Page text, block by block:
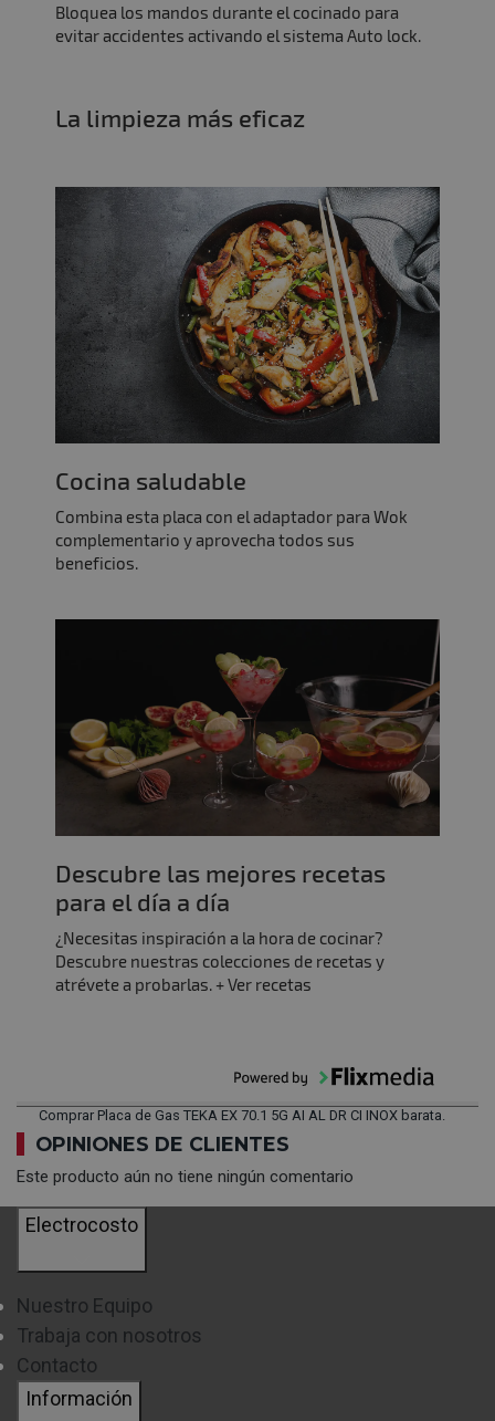
Bloquea los mandos durante el cocinado para
evitar accidentes activando el sistema Auto lock.
La limpieza más eficaz
Cocina saludable
Combina esta placa con el adaptador para Wok
complementario y aprovecha todos sus
beneficios.
Descubre las mejores recetas
para el día a día
¿Necesitas inspiración a la hora de cocinar?
Descubre nuestras colecciones de recetas y
atrévete a probarlas. + Ver recetas
Comprar Placa de Gas TEKA EX 70.1 5G AI AL DR CI INOX barata.
OPINIONES DE CLIENTES
Este producto aún no tiene ningún comentario
Electrocosto
Nuestro Equipo
Trabaja con nosotros
Contacto
Información